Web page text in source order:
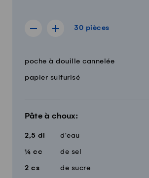
30 pièces
Afficher la recette de 29 pièces
Afficher la recette de 31
30 pièces
Quantité Ingrédients
poche à douille cannelée
papier sulfurisé
Pâte à choux:
2,5 dl d'eau
¼ cc de sel
2 cs de sucre